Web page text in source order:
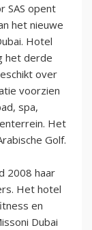
SAS opent
het nieuwe
Hotel
het derde
over
voorzien
spa,
Het
Golf.
2008 haar
Het hotel
en
Dubai